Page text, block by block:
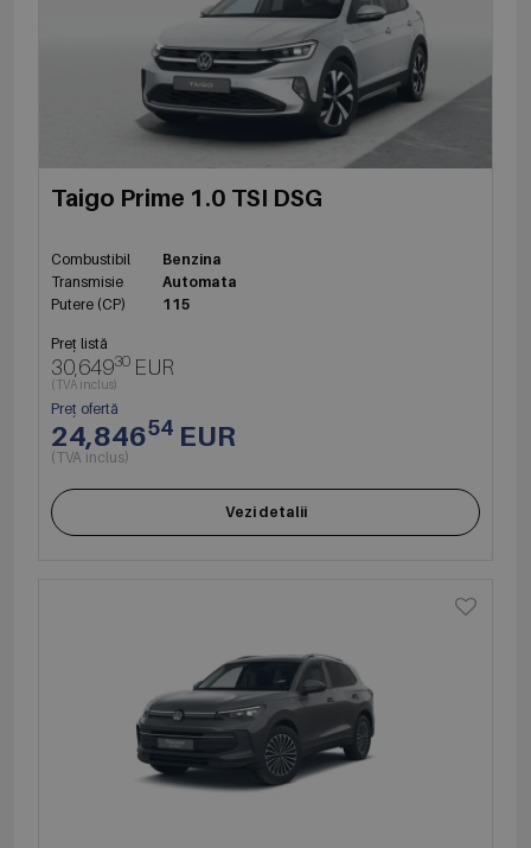
Taigo Prime 1.0 TSI DSG
Combustibil
Benzina
Transmisie
Automata
Putere (CP)
115
Preț listă
30,64930 EUR
(TVA inclus)
Preț ofertă
24,84654 EUR
(TVA inclus)
Vezi detalii